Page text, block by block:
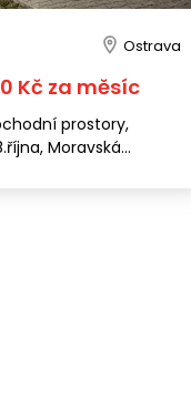
Ostrava
Kč za měsíc
prostory,